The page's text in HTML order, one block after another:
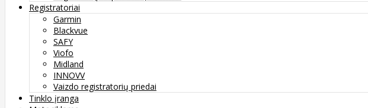
Registratoriai
Garmin
Blackvue
SAFY
Viofo
Midland
INNOVV
Vaizdo registratorių priedai
Tinklo įranga